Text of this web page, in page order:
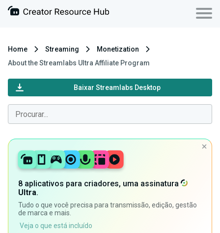
Home Streaming
Monetization
About the Streamlabs Ultra Affiliate Program
Baixar Streamlabs Desktop
8 aplicativos para criadores, uma assinatura
Ultra.
Tudo o que você precisa para transmissão, edição, gestão
de marca e mais.
Veja o que está incluído